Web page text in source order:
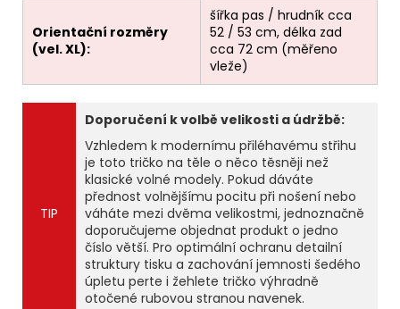
Orientační rozměry
(vel. XL):
šířka pas / hrudník cca
52 / 53 cm, délka zad
cca 72 cm (měřeno
vleže)
TIP
Doporučení k volbě velikosti a údržbě:
Vzhledem k modernímu přiléhavému střihu
je toto tričko na těle o něco těsněji než
klasické volné modely. Pokud dáváte
přednost volnějšímu pocitu při nošení nebo
váháte mezi dvěma velikostmi, jednoznačně
doporučujeme objednat produkt o jedno
číslo větší. Pro optimální ochranu detailní
struktury tisku a zachování jemnosti šedého
úpletu perte i žehlete tričko výhradně
otočené rubovou stranou navenek.